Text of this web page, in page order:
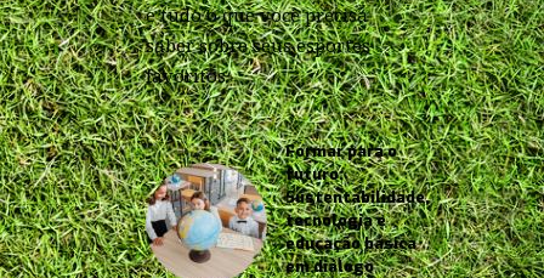
e tudo o que você precisa
saber sobre seus esportes
favoritos.
Formar para o
futuro:
Sustentabilidade,
tecnologia e
educação básica
em diálogo